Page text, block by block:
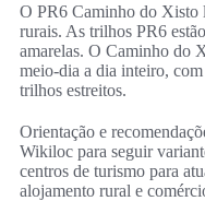
O PR6 Caminho do Xisto
rurais. As trilhos PR6
amarelas. O Caminho do
meio-dia a dia inteiro,
trilhos estreitos.
Orientação e
Wikiloc para seguir
centros de turismo para
alojamento rural e